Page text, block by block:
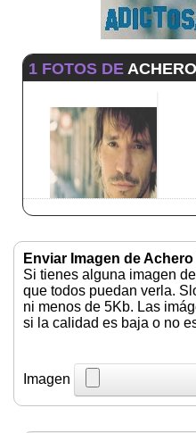
1 FOTOS DE
Enviar Imagen de
Si tienes alguna imagen
que todos puedan verla.
ni menos de 5Kb. Las
si la calidad es baja o no
Imagen